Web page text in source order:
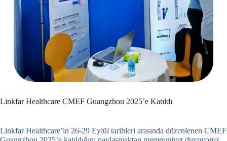
Linkfar Healthcare CMEF Guangzhou 2025’e Katıldı
Linkfar Healthcare’in 26-29 Eylül tarihleri arasında düzenlenen CMEF